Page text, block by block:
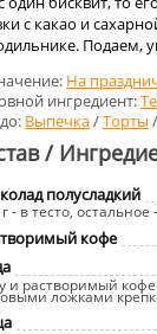
с какао и
Подаем,
На
ингредиент:
Выпечка/Торты /
/
полусладкий
- в тесто,
кофе
и растворимый
ложками